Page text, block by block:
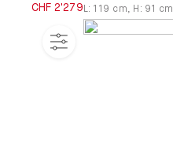
CHF 2'279 L: 119 cm, H : 91 cm